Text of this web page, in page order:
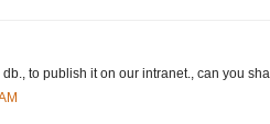
to publish it on our intranet., can you